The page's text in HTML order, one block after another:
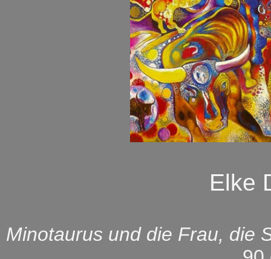
Elke
Minotaurus und die Frau, die